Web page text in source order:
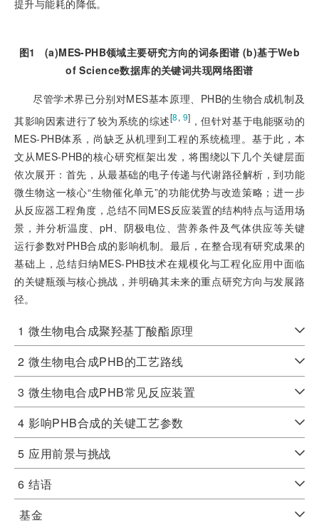
提升与能耗的降低。
图1
(a)MES-PHB领域主要研究方向的词条图谱 (b)基于Web
of Science数据库的关键词共现网络图谱
尽管学术界已分别对MES基本原理、PHB的生物合成机制及
其影响因素进行了较为系统的综述[8, 9] ，但针对基于电能驱动的
MES-PHB体系，尚缺乏从机理到工程的系统梳理。基于此，本
文从MES-PHB的核心研究框架出发，将围绕以下几个关键层面
依次展开：首先，从最基础的电子传递与代谢路径解析，到功能
微生物这一核心“生物催化单元”的功能优势与改造策略；进一步
从反应器工程角度，总结不同MES反应装置的结构特点与适用场
景，并分析温度、pH、阴极电位、营养条件及气体供应等关键
运行参数对PHB合成的影响机制。最后，在整合现有研究成果的
基础上，总结归纳MES-PHB技术在规模化与工程化应用中面临
的关键瓶颈与核心挑战，并明确其未来的重点研究方向与发展路
径。
1 微生物电合成聚羟基丁酸酯原理
2 微生物电合成PHB的工艺路线
3 微生物电合成PHB常见反应装置
4 影响PHB合成的关键工艺参数
5 应用前景与挑战
6 结语
基金